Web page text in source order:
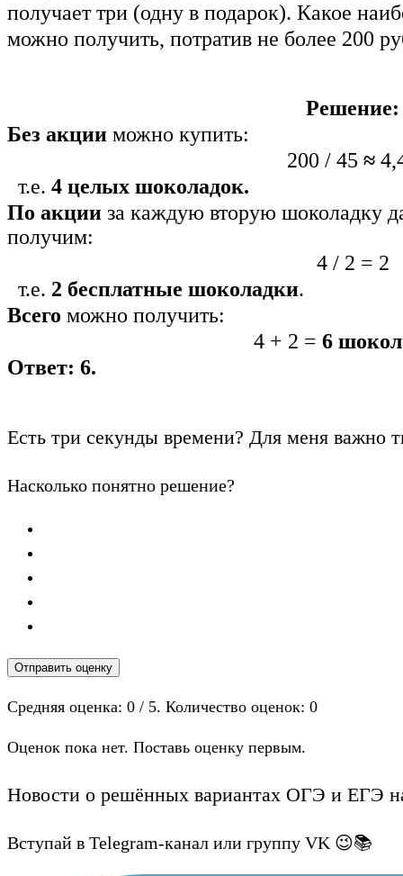
получает три (одну в подарок). Какое
можно получить, потратив не более 200
Решение:
Без акции можно купить:
200 / 45 ≈
т.е. 4 целых шоколадок.
По акции за каждую вторую шоколадку
получим:
4 / 2 = 2
т.е. 2 бесплатные шоколадки.
Всего можно получить:
4 + 2 = 6
Ответ: 6.
Есть три секунды времени? Для меня важно
Насколько понятно решение?
Отправить оценку
Средняя оценка: 0 / 5. Количество оценок: 0
Оценок пока нет. Поставь оценку первым.
Новости о решённых вариантах ОГЭ и ЕГЭ
Вступай в Telegram-канал или группу VK 😉📚